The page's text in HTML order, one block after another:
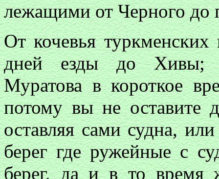
лежащими от Черного до
От кочевья туркменских
дней езды до Хивы;
Муратова в короткое
потому вы не оставите
оставляя сами судна,
берег где ружейные с
берег, да и в то время